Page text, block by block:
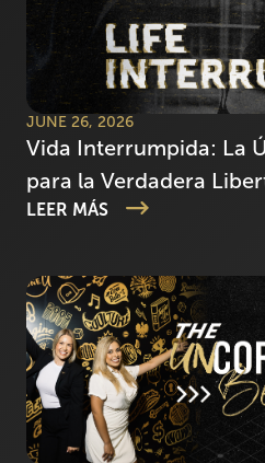
JUNE 26, 2026
Vida Interrumpida: La
para la Verdadera
LEER MÁS